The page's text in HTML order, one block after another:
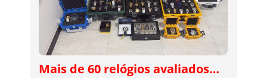
Mais de 60 relógios avaliados…